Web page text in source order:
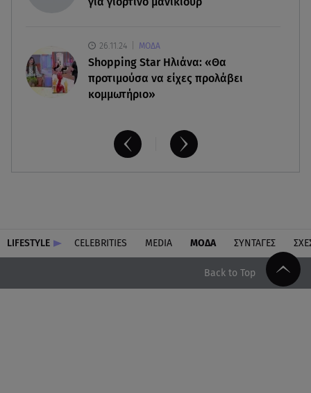
26.11.24 ΜΟΔΑ
Shopping Star Ηλιάνα: «Θα
προτιμούσα να είχες προλάβει
κομμωτήριο»
LIFESTYLE CELEBRITIES MEDIA ΜΟΔΑ ΣΥΝΤΑΓΕΣ
Back to Top